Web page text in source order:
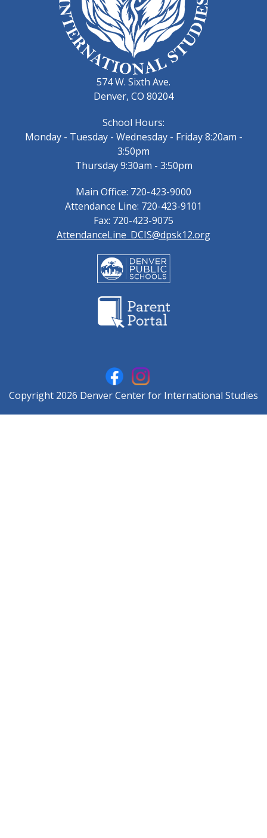
574 W. Sixth Ave.
Denver, CO 80204
School Hours:
Monday - Tuesday - Wednesday - Friday 8:20am -
3:50pm
Thursday 9:30am - 3:50pm
Main Office: 720-423-9000
Attendance Line: 720-423-9101
Fax: 720-423-9075
AttendanceLine_DCIS@dpsk12.org
Copyright 2026 Denver Center for International Studies